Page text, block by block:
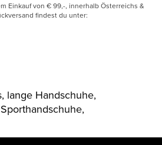
Einkauf von € 99,-, innerhalb Österreichs &
findest du unter:
lange Handschuhe,